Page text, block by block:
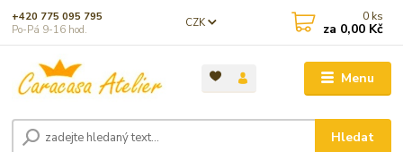
Menu
CZK
Hledat
+420 775 095 795
Po-Pá 9-16 hod.
0 ks
za 0,00 Kč